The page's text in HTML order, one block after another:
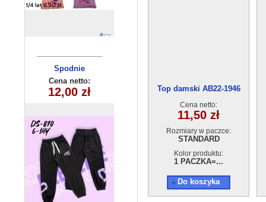
Spodnie
dziecięce
DS-870(6-14)
10szt
Cena netto:
12,00 zł
Komplety
dziecięce (1-4
) 4szt
Cena netto:
14,50 zł Top damski AB22-1946
Cena netto:
11,50 zł
Rozmiary w paczce:
STANDARD
Kolor produktu:
1 PACZKA=...
Do koszyka